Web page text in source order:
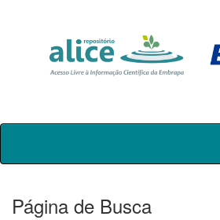
Skip
Página de Busca